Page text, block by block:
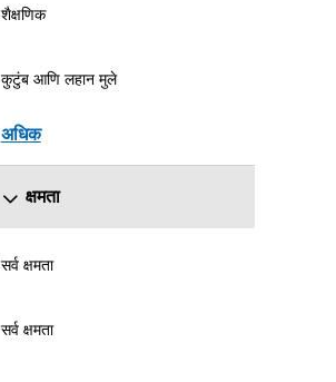
शैक्षणिक
कुटुंब आणि लहान मुले
अधिक
क्षमता
सर्व क्षमता
सर्व क्षमता